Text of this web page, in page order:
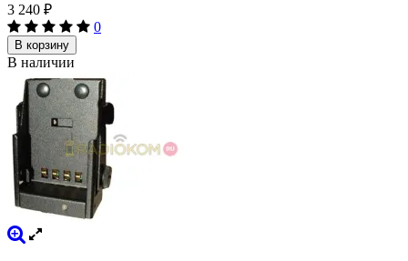
3 240 ₽
0
В корзину
В наличии